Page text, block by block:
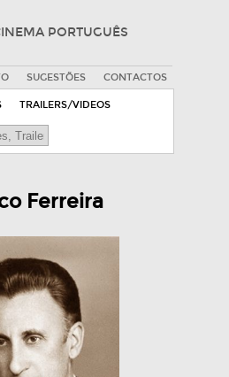
PORTUGUÊS
SUGESTÕES CONTACTOS
TRAILERS/VIDEOS
Ferreira